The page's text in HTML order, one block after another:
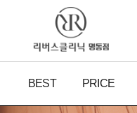
BEST PRICE